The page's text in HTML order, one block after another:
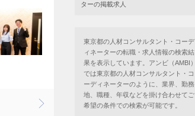
ターの掲載求人
東京都の人材コンサルタント・コーデ
ィネーターの転職・求人情報の検索結
果を表示しています。アンビ（AMBI）
では東京都の人材コンサルタント・コ
ーディネーターのように、業界、勤務
地、職種、年収などを掛け合わせてご
希望の条件での検索が可能です。